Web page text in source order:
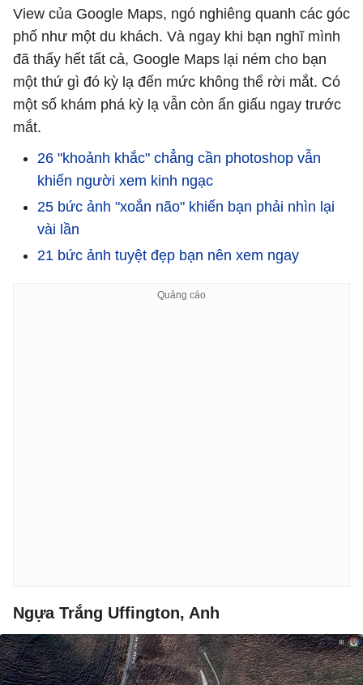
View của Google Maps, ngó nghiêng quanh các góc
phố như một du khách. Và ngay khi bạn nghĩ mình
đã thấy hết tất cả, Google Maps lại ném cho bạn
một thứ gì đó kỳ lạ đến mức không thể rời mắt. Có
một số khám phá kỳ lạ vẫn còn ẩn giấu ngay trước
mắt.
26 "khoảnh khắc" chẳng cần photoshop vẫn
khiến người xem kinh ngạc
25 bức ảnh "xoắn não" khiến bạn phải nhìn lại
vài lần
21 bức ảnh tuyệt đẹp bạn nên xem ngay
Ngựa Trắng Uffington, Anh